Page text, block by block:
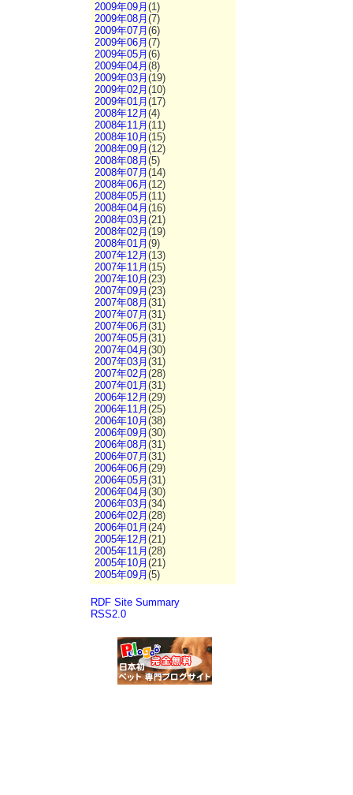
2009年09月 (1)
2009年08月 (7)
2009年07月 (6)
2009年06月 (7)
2009年05月 (6)
2009年04月 (8)
2009年03月 (19)
2009年02月 (10)
2009年01月 (17)
2008年12月 (4)
2008年11月 (11)
2008年10月 (15)
2008年09月 (12)
2008年08月 (5)
2008年07月 (14)
2008年06月 (12)
2008年05月 (11)
2008年04月 (16)
2008年03月 (21)
2008年02月 (19)
2008年01月 (9)
2007年12月 (13)
2007年11月 (15)
2007年10月 (23)
2007年09月 (23)
2007年08月 (31)
2007年07月 (31)
2007年06月 (31)
2007年05月 (31)
2007年04月 (30)
2007年03月 (31)
2007年02月 (28)
2007年01月 (31)
2006年12月 (29)
2006年11月 (25)
2006年10月 (38)
2006年09月 (30)
2006年08月 (31)
2006年07月 (31)
2006年06月 (29)
2006年05月 (31)
2006年04月 (30)
2006年03月 (34)
2006年02月 (28)
2006年01月 (24)
2005年12月 (21)
2005年11月 (28)
2005年10月 (21)
2005年09月 (5)
RDF Site Summary
RSS2.0